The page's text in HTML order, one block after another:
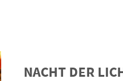
NACHT DER